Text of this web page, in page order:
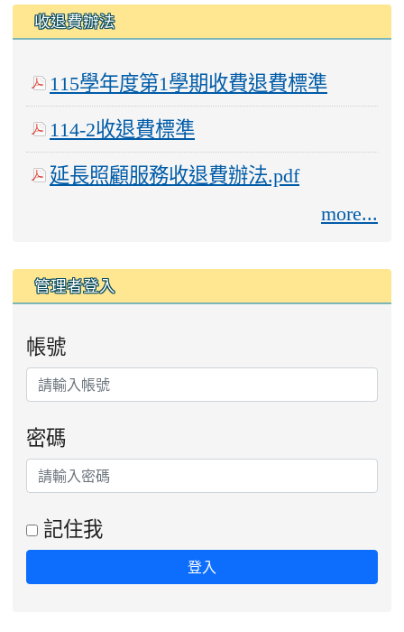
收退費辦法
115學年度第1學期收費退費標準
114-2收退費標準
延長照顧服務收退費辦法.pdf
more...
管理者登入
帳號
密碼
記住我
登入